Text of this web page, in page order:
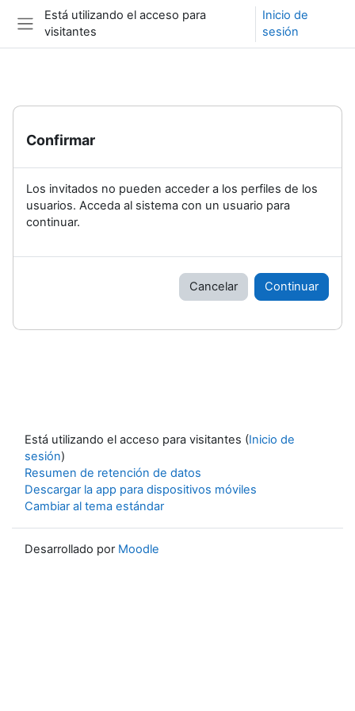
Salta al contenido principal
Panel lateral
Está utilizando el acceso para
visitantes
Inicio de
sesión
Confirmar
Los invitados no pueden acceder a los perfiles de los
usuarios. Acceda al sistema con un usuario para
continuar.
Cancelar Continuar
Está utilizando el acceso para visitantes (Inicio de
sesión)
Resumen de retención de datos
Descargar la app para dispositivos móviles
Cambiar al tema estándar
Desarrollado por Moodle